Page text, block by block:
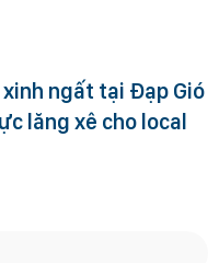
ngất tại Đạp Gió
lăng xê cho local